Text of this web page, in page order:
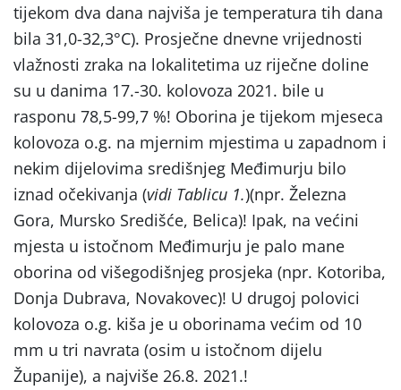
tijekom dva dana najviša je temperatura tih dana
bila 31,0-32,3°C). Prosječne dnevne vrijednosti
vlažnosti zraka na lokalitetima uz riječne doline
su u danima 17.-30. kolovoza 2021. bile u
rasponu 78,5-99,7 %! Oborina je tijekom mjeseca
kolovoza o.g. na mjernim mjestima u zapadnom i
nekim dijelovima središnjeg Međimurju bilo
iznad očekivanja (vidi Tablicu 1.)(npr. Železna
Gora, Mursko Središće, Belica)! Ipak, na većini
mjesta u istočnom Međimurju je palo mane
oborina od višegodišnjeg prosjeka (npr. Kotoriba,
Donja Dubrava, Novakovec)! U drugoj polovici
kolovoza o.g. kiša je u oborinama većim od 10
mm u tri navrata (osim u istočnom dijelu
Županije), a najviše 26.8. 2021.!